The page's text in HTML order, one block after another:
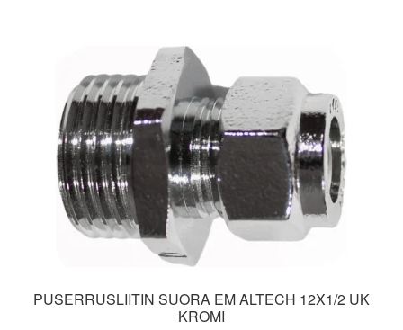
PUSERRUSLIITIN SUORA EM ALTECH 12X1/2 UK
KROMI